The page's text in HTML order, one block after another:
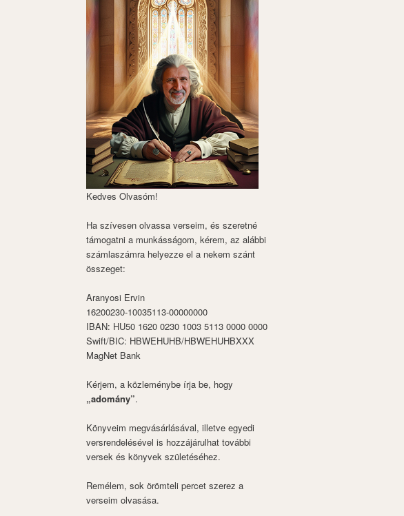
Kedves Olvasóm!
Ha szívesen olvassa verseim, és szeretné
támogatni a munkásságom, kérem, az alábbi
számlaszámra helyezze el a nekem szánt
összeget:
Aranyosi Ervin
16200230-10035113-00000000
IBAN: HU50 1620 0230 1003 5113 0000 0000
Swift/BIC: HBWEHUHB/HBWEHUHBXXX
MagNet Bank
Kérjem, a közleménybe írja be, hogy
„adomány”.
Könyveim megvásárlásával, illetve egyedi
versrendelésével is hozzájárulhat további
versek és könyvek születéséhez.
Remélem, sok örömteli percet szerez a
verseim olvasása.